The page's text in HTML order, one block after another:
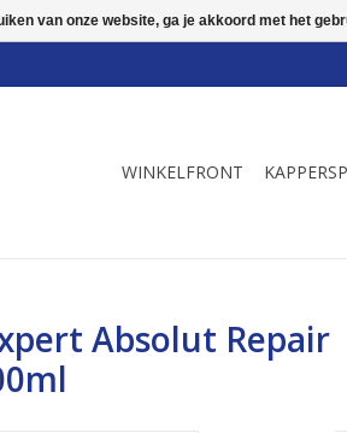
WINKELFRONT
Absolut Repair
van onze website, ga je akkoord met het